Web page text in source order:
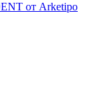
от Arketipo